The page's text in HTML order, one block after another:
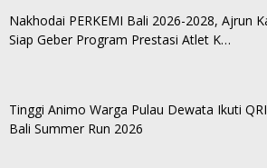
Nakhodai PERKEMI Bali 2026-2028, Ajrun
Siap Geber Program Prestasi Atlet K…
Tinggi Animo Warga Pulau Dewata Ikuti
Bali Summer Run 2026